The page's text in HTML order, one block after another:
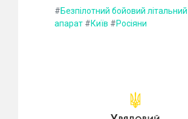
#Безпілотний бойовий літальний
апарат #Київ #Росіяни